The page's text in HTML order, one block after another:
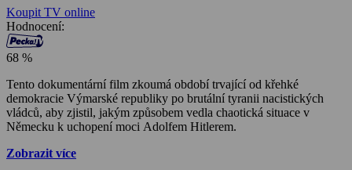
Koupit TV online
Hodnocení:
68 %
Tento dokumentární film zkoumá období trvající od křehké
demokracie Výmarské republiky po brutální tyranii nacistických
vládců, aby zjistil, jakým způsobem vedla chaotická situace v
Německu k uchopení moci Adolfem Hitlerem.
Zobrazit více